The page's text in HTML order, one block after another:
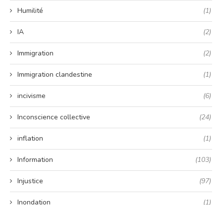
Humilité (1)
IA (2)
Immigration (2)
Immigration clandestine (1)
incivisme (6)
Inconscience collective (24)
inflation (1)
Information (103)
Injustice (97)
Inondation (1)